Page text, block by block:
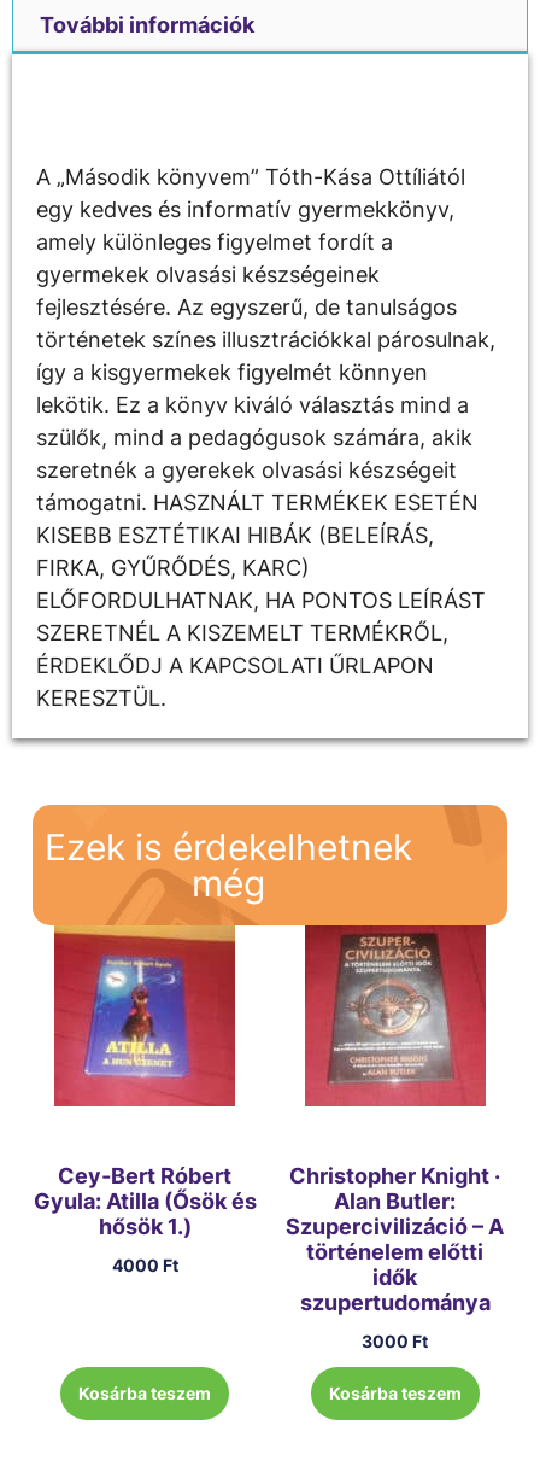
További információk
A „Második könyvem” Tóth-Kása Ottíliától
egy kedves és informatív gyermekkönyv,
amely különleges figyelmet fordít a
gyermekek olvasási készségeinek
fejlesztésére. Az egyszerű, de tanulságos
történetek színes illusztrációkkal párosulnak,
így a kisgyermekek figyelmét könnyen
lekötik. Ez a könyv kiváló választás mind a
szülők, mind a pedagógusok számára, akik
szeretnék a gyerekek olvasási készségeit
támogatni. HASZNÁLT TERMÉKEK ESETÉN
KISEBB ESZTÉTIKAI HIBÁK (BELEÍRÁS,
FIRKA, GYŰRŐDÉS, KARC)
ELŐFORDULHATNAK, HA PONTOS LEÍRÁST
SZERETNÉL A KISZEMELT TERMÉKRŐL,
ÉRDEKLŐDJ A KAPCSOLATI ŰRLAPON
KERESZTÜL.
Ezek is érdekelhetnek
még
Cey-Bert Róbert
Gyula: Atilla (Ősök és
hősök 1.)
4000 Ft
Kosárba teszem
Christopher Knight ·
Alan Butler:
Szupercivilizáció – A
történelem előtti
idők
szupertudománya
3000Ft
Kosárba teszem